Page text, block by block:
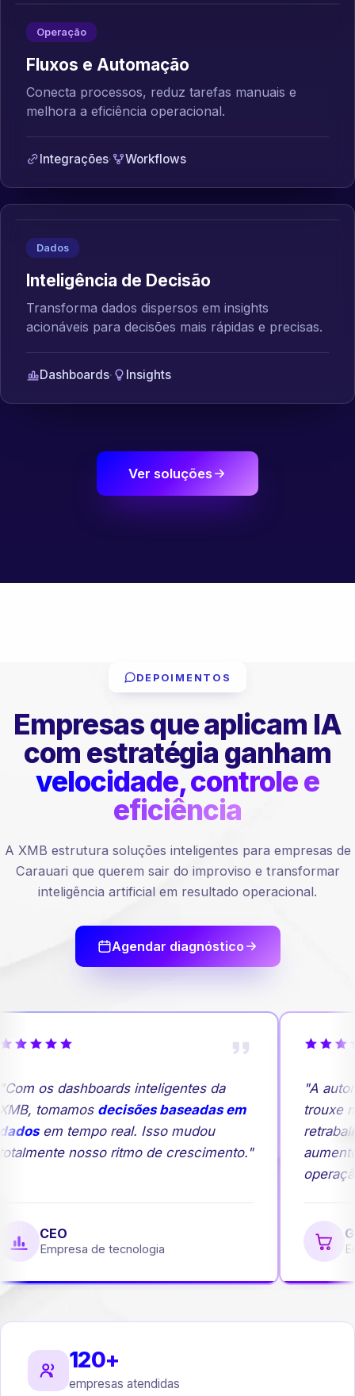
Operação
Fluxos e Automação
Conecta processos, reduz tarefas manuais e
melhora a eficiência operacional.
Integrações· Workflows
Dados
Inteligência de Decisão
Transforma dados dispersos em insights
acionáveis para decisões mais rápidas e precisas.
Dashboards· Insights
Ver soluções
DEPOIMENTOS
Empresas que aplicam IA
com estratégia ganham
velocidade, controle e
eficiência
A XMB estrutura soluções inteligentes para empresas de
Carauari que querem sair do improviso e transformar
inteligência artificial em resultado operacional.
Agendar diagnóstico
os dashboards inteligentes da
tomamosdecisões baseadas em
em tempo real. Isso mudou
nosso ritmo de crescimento."
CEO
Empresa de tecnologia
"A
trouxe
120+
empresas atendidas